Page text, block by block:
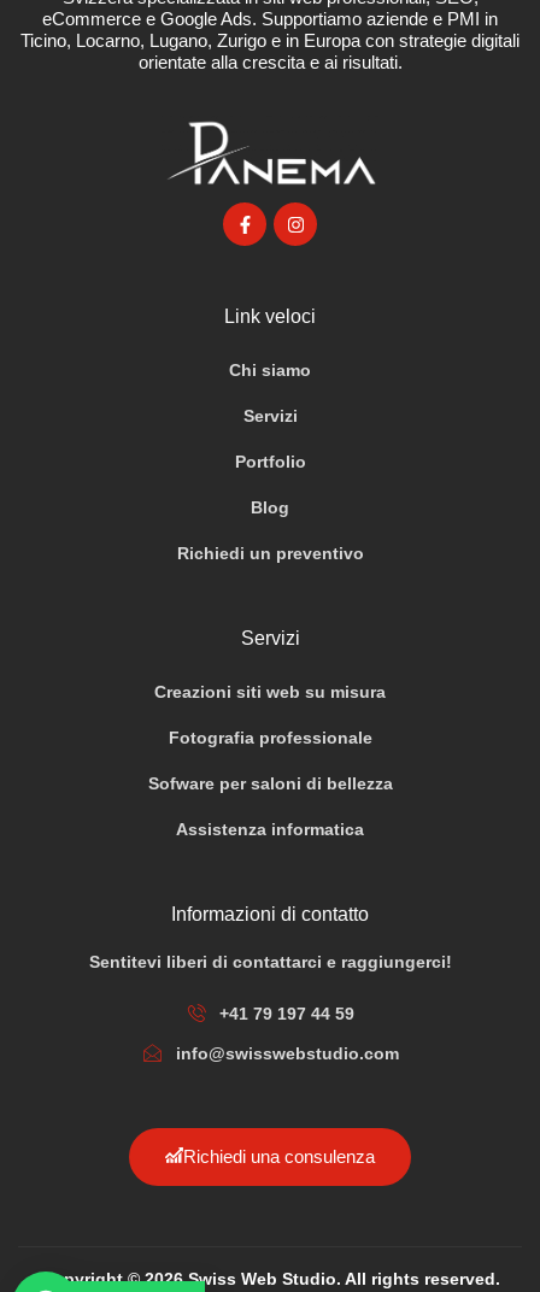
eCommerce e Google Ads. Supportiamo aziende e PMI in
Ticino, Locarno, Lugano, Zurigo e in Europa con strategie digitali
orientate alla crescita e ai risultati.
Link veloci
Chi siamo
Servizi
Portfolio
Blog
Richiedi un preventivo
Servizi
Creazioni siti web su misura
Fotografia professionale
Sofware per saloni di bellezza
Assistenza informatica
Informazioni di contatto
Sentitevi liberi di contattarci e raggiungerci!
+41 79 197 44 59
info@swisswebstudio.com
Richiedi una consulenza
Copyright © 2026 Swiss Web Studio. All rights reserved.